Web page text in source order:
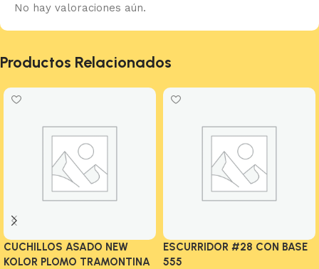
No hay valoraciones aún.
Productos Relacionados
CUCHILLOS ASADO NEW
KOLOR PLOMO TRAMONTINA
ESCURRIDOR #28 CON BASE
555